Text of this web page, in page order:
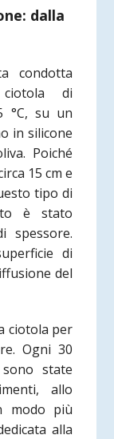
dalla
condotta
ciotola di
°C, su un
in silicone
Poiché
15 cm e
tipo di
è stato
spessore.
di
del
ciotola per
Ogni 30
state
allo
modo più
alla